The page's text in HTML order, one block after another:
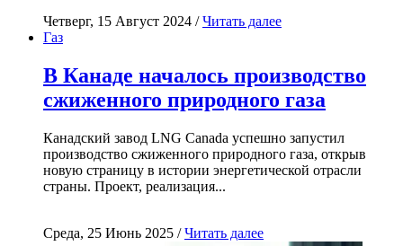
Четверг, 15 Август 2024 /Читать далее
Газ
В Канаде началось производство
сжиженного природного газа
Канадский завод LNG Canada успешно запустил
производство сжиженного природного газа, открыв
новую страницу в истории энергетической отрасли
страны. Проект, реализация...
Среда, 25 Июнь 2025 /Читать далее